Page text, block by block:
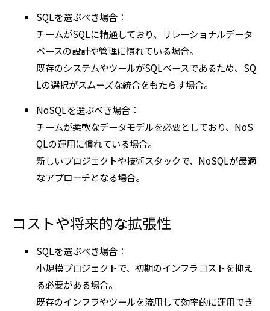
SQLを選ぶべき場合：
チームがSQLに精通しており、リレーショナルデータ
ベースの設計や管理に慣れている場合。
既存のシステムやツールがSQLベースであるため、SQ
Lの選択がスムーズな統合をもたらす場合。
NoSQLを選ぶべき場合：
チームが柔軟なデータモデルを必要としており、NoS
QLの運用に慣れている場合。
新しいプロジェクトや技術スタックで、NoSQLが最適
なアプローチとなる場合。
コストや将来的な拡張性
SQLを選ぶべき場合：
小規模プロジェクトで、初期のインフラコストを抑え
る必要がある場合。
既存のインフラやツールを流用して効率的に運用でき